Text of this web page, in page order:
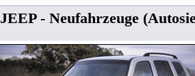
JEEP - Neufahrzeuge